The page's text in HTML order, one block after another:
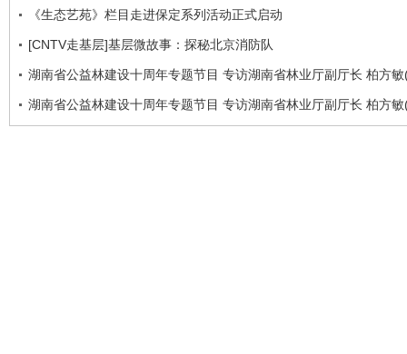
《生态艺苑》栏目走进保定系列活动正式启动
[CNTV走基层]基层微故事：探秘北京消防队
湖南省公益林建设十周年专题节目 专访湖南省林业厅副厅长 柏方
湖南省公益林建设十周年专题节目 专访湖南省林业厅副厅长 柏方